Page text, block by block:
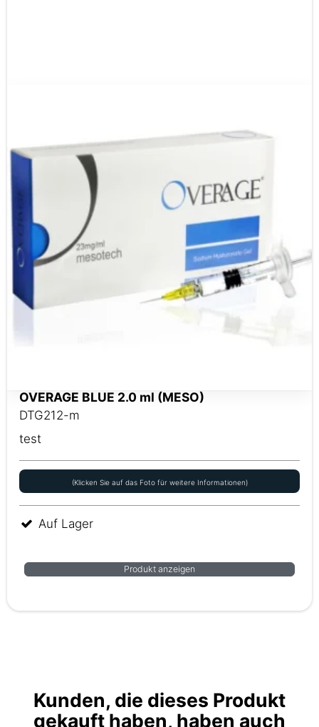
OVERAGE BLUE 2.0 ml (MESO)
DTG212-m
test
(Klicken Sie auf das Foto für weitere Informationen)
Auf Lager
Produkt anzeigen
Kunden, die dieses Produkt
gekauft haben, haben auch